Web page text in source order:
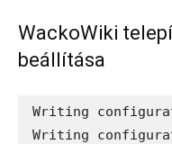
WackoWiki
beállítása
Writing
Writing